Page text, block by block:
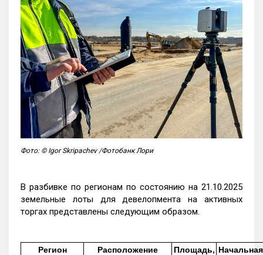
Фото: © Igor Skripachev /Фотобанк Лори
В разбивке по регионам по состоянию на 21.10.2025
земельные лоты для девелопмента на активных
торгах представлены следующим образом.
Регион Расположение
Площадь, Начальная